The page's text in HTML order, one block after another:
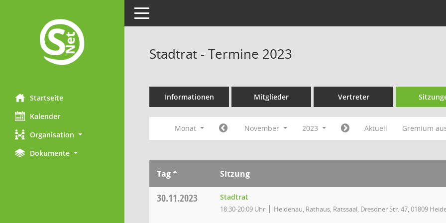
Startseite
Kalender
Organisation
Dokumente
Toggle navigation
Stadtrat - Termine 2023
Informationen Mitglieder Vertreter
Monat November 2023 Aktuell Gremium
Tag Sitzung
30.11.2023 Stadtrat
18:30-20:09 Uhr Heidenau, Rathaus, Ratssaal, Dresdner Str. 47, 01809